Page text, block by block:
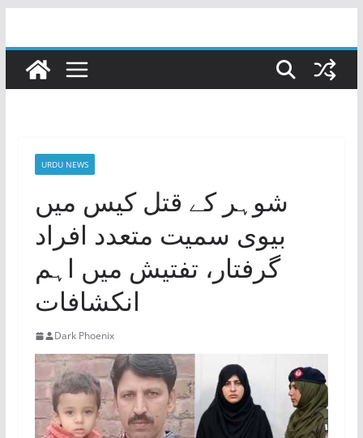
content
URDU NEWS
شوہر کے قتل کیس میں
بیوی سمیت متعدد افراد
گرفتار، تفتیش میں اہم
انکشافات
Dark Phoenix